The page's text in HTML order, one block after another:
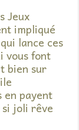
Jeux
impliqué
lance ces
vous font
bien sur
en payent
si joli rêve